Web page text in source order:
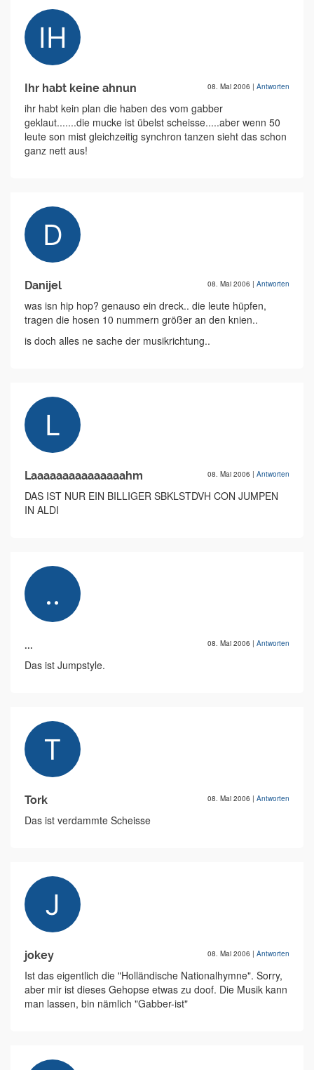
Ihr habt keine ahnun 08. Mai 2006 | Antworten
ihr habt kein plan die haben des vom gabber
geklaut.......die mucke ist übelst scheisse.....aber wenn 50
leute son mist gleichzeitig synchron tanzen sieht das schon
ganz nett aus!
Danijel 08. Mai 2006 | Antworten
was isn hip hop? genauso ein dreck.. die leute hüpfen,
tragen die hosen 10 nummern größer an den knien..
is doch alles ne sache der musikrichtung..
Laaaaaaaaaaaaaaahm 08. Mai 2006 | Antworten
DAS IST NUR EIN BILLIGER SBKLSTDVH CON JUMPEN
IN ALDI
... 08. Mai 2006 | Antworten
Das ist Jumpstyle.
Tork 08. Mai 2006 | Antworten
Das ist verdammte Scheisse
jokey 08. Mai 2006 | Antworten
Ist das eigentlich die "Holländische Nationalhymne". Sorry,
aber mir ist dieses Gehopse etwas zu doof. Die Musik kann
man lassen, bin nämlich "Gabber-ist"